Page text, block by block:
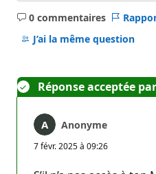
0 commentaires
Aucun
commentaire
J’ai la même question
Réponse acceptée
Anonyme
7 févr. 2025 à 09:26